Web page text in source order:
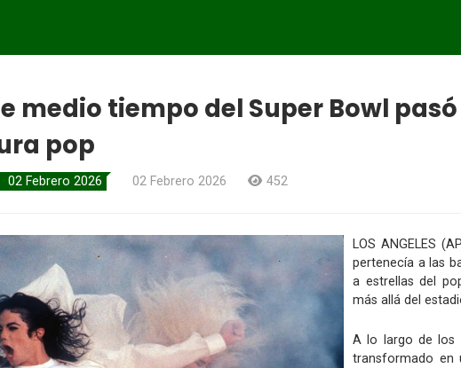
medio tiempo del Super Bowl
pop
02 Febrero 2026 02 Febrero 2026 452
LOS ANGELES
pertenecía a las
a estrellas del
más allá del
A lo largo de los
transformado en